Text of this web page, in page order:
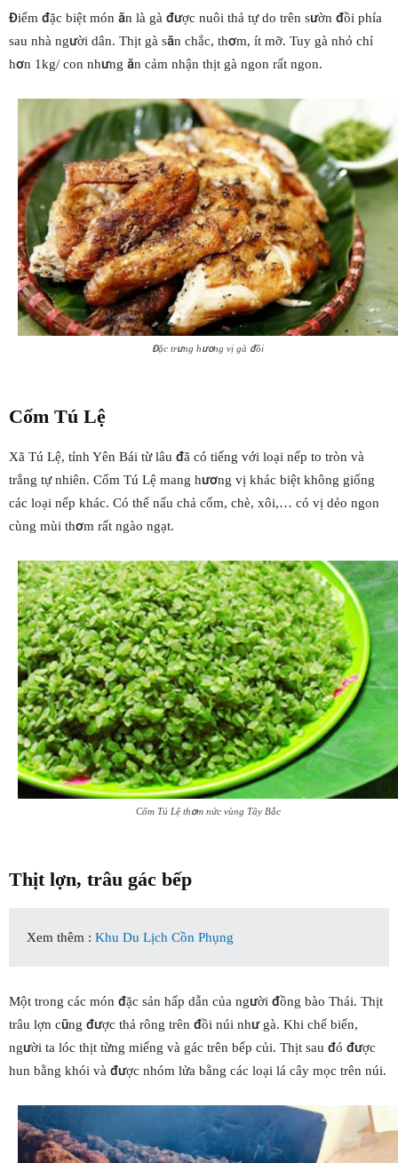
Điểm đặc biệt món ăn là gà được nuôi thả tự do trên sườn đồi phía
sau nhà người dân. Thịt gà săn chắc, thơm, ít mỡ. Tuy gà nhỏ chỉ
hơn 1kg/ con nhưng ăn cảm nhận thịt gà ngon rất ngon.
Đặc trưng hương vị gà đồi
Cốm Tú Lệ
Xã Tú Lệ, tỉnh Yên Bái từ lâu đã có tiếng với loại nếp to tròn và
trắng tự nhiên. Cốm Tú Lệ mang hương vị khác biệt không giống
các loại nếp khác. Có thể nấu chả cốm, chè, xôi,… có vị dẻo ngon
cùng mùi thơm rất ngào ngạt.
Cốm Tú Lệ thơm nức vùng Tây Bắc
Thịt lợn, trâu gác bếp
Xem thêm : Khu Du Lịch Cồn Phụng
Một trong các món đặc sản hấp dẫn của người đồng bào Thái. Thịt
trâu lợn cũng được thả rông trên đồi núi như gà. Khi chế biến,
người ta lóc thịt từng miếng và gác trên bếp củi. Thịt sau đó được
hun bằng khói và được nhóm lửa bằng các loại lá cây mọc trên núi.